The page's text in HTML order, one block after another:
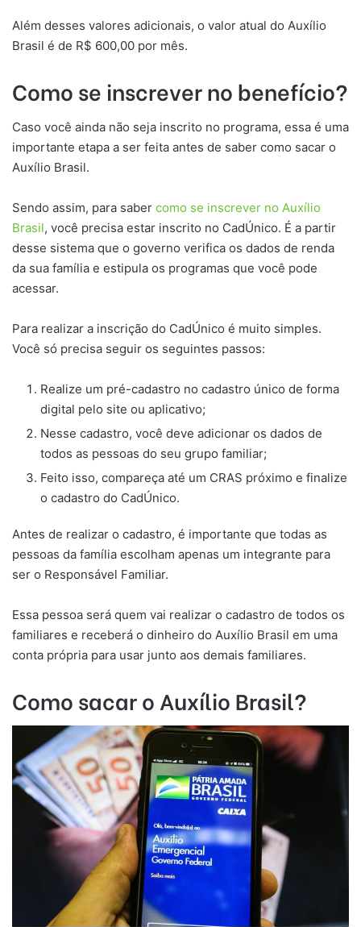
Além desses valores adicionais, o valor atual do Auxílio
Brasil é de R$ 600,00 por mês.
Como se inscrever no benefício?
Caso você ainda não seja inscrito no programa, essa é uma
importante etapa a ser feita antes de saber como sacar o
Auxílio Brasil.
Sendo assim, para saber como se inscrever no Auxílio
Brasil, você precisa estar inscrito no CadÚnico. É a partir
desse sistema que o governo verifica os dados de renda
da sua família e estipula os programas que você pode
acessar.
Para realizar a inscrição do CadÚnico é muito simples.
Você só precisa seguir os seguintes passos:
Realize um pré-cadastro no cadastro único de forma
digital pelo site ou aplicativo;
Nesse cadastro, você deve adicionar os dados de
todos as pessoas do seu grupo familiar;
Feito isso, compareça até um CRAS próximo e finalize
o cadastro do CadÚnico.
Antes de realizar o cadastro, é importante que todas as
pessoas da família escolham apenas um integrante para
ser o Responsável Familiar.
Essa pessoa será quem vai realizar o cadastro de todos os
familiares e receberá o dinheiro do Auxílio Brasil em uma
conta própria para usar junto aos demais familiares.
Como sacar o Auxílio Brasil?